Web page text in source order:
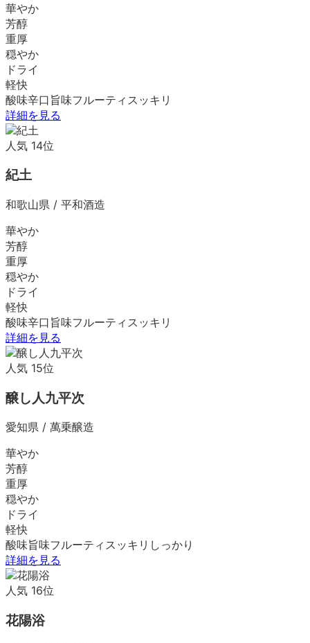
華やか
芳醇
重厚
穏やか
ドライ
軽快
酸味辛口 旨味フルーティ スッキリ
詳細を見る
人気 14位
紀土
和歌山県 / 平和酒造
華やか
芳醇
重厚
穏やか
ドライ
軽快
酸味辛口 旨味フルーティ スッキリ
詳細を見る
人気 15位
醸し人九平次
愛知県 / 萬乗醸造
華やか
芳醇
重厚
穏やか
ドライ
軽快
酸味旨味フルーティ スッキリ しっかり
詳細を見る
人気 16位
花陽浴